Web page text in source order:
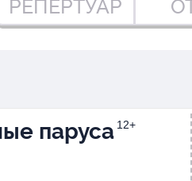
РЕПЕРТУАР
паруса 12+